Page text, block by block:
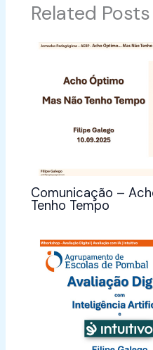
Related Posts
Comunicação –
Tenho Tempo